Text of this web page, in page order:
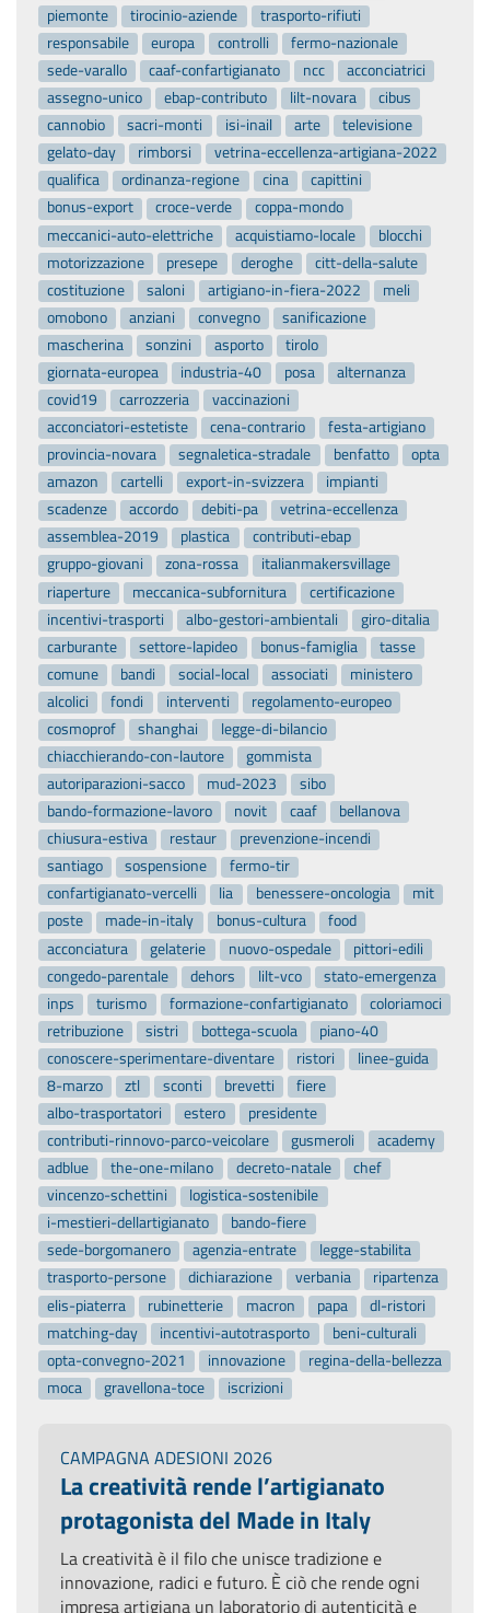
piemonte
tirocinio-aziende
trasporto-rifiuti
responsabile
europa controlli
fermo-nazionale
sede-varallo
caaf-confartigianato ncc
acconciatrici
assegno-unico
ebap-contributo lilt-novara
cibus
cannobio
sacri-monti isi-inail arte
televisione
gelato-day
rimborsi
vetrina-eccellenza-artigiana-2022
qualifica
ordinanza-regione cina
capittini
bonus-export
croce-verde
coppa-mondo
meccanici-auto-elettriche
acquistiamo-locale
blocchi
motorizzazione
presepe deroghe
citt-della-salute
costituzione
saloni artigiano-in-fiera-2022
meli
omobono
anziani convegno
sanificazione
mascherina
sonzini asporto
tirolo
giornata-europea
industria-40 posa
alternanza
covid19
carrozzeria
vaccinazioni
acconciatori-estetiste
cena-contrario
festa-artigiano
provincia-novara
segnaletica-stradale benfatto
opta
amazon
cartelli export-in-svizzera
impianti
scadenze
accordo debiti-pa
vetrina-eccellenza
assemblea-2019
plastica
contributi-ebap
gruppo-giovani
zona-rossa
italianmakersvillage
riaperture
meccanica-subfornitura
certificazione
incentivi-trasporti
albo-gestori-ambientali
giro-ditalia
carburante
settore-lapideo bonus-famiglia
tasse
comune
bandi social-local associati
ministero
alcolici
fondi interventi
regolamento-europeo
cosmoprof
shanghai
legge-di-bilancio
chiacchierando-con-lautore
gommista
autoriparazioni-sacco
mud-2023
sibo
bando-formazione-lavoro
novit caaf
bellanova
chiusura-estiva
restaur
prevenzione-incendi
santiago
sospensione
fermo-tir
confartigianato-vercelli
lia benessere-oncologia
mit
poste
made-in-italy bonus-cultura
food
acconciatura
gelaterie nuovo-ospedale
pittori-edili
congedo-parentale
dehors lilt-vco
stato-emergenza
inps
turismo formazione-confartigianato
coloriamoci
retribuzione
sistri bottega-scuola
piano-40
conoscere-sperimentare-diventare
ristori
linee-guida
8-marzo
ztl sconti brevetti
fiere
albo-trasportatori
estero
presidente
contributi-rinnovo-parco-veicolare
gusmeroli
academy
adblue
the-one-milano decreto-natale
chef
vincenzo-schettini
logistica-sostenibile
i-mestieri-dellartigianato
bando-fiere
sede-borgomanero
agenzia-entrate
legge-stabilita
trasporto-persone
dichiarazione verbania
ripartenza
elis-piaterra
rubinetterie macron papa
dl-ristori
matching-day
incentivi-autotrasporto
beni-culturali
opta-convegno-2021
innovazione
regina-della-bellezza
moca
gravellona-toce iscrizioni
CAMPAGNA ADESIONI 2026
La creatività rende l’artigianato
protagonista del Made in Italy
La creatività è il filo che unisce tradizione e
innovazione, radici e futuro. È ciò che rende ogni
impresa artigiana un laboratorio di autenticità e